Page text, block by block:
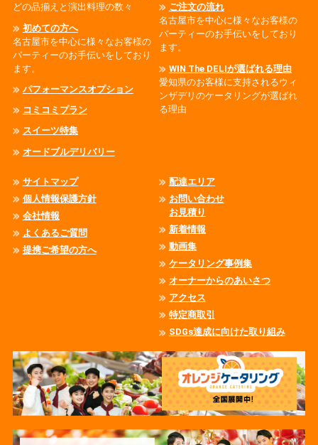
どの品揃えと演出料理の数々
初めての方へ
名古屋市を中心に様々なお客様の
パーティーのお手伝いをしており
ます。
パフォーマンスオプション
コミコミプラン
スイーツ特集
オードブルデリバリー
ご注文の流れ
名古屋市を中心に様々なお客様の
パーティーのお手伝いをしており
ます。
WIN The DELIが選ばれる理由
愛知県のお客様に支持されるウィ
ンザデリのケータリングが選ばれ
る理由
サイトマップ
個人情報保護方針
会社情報
よくあるご質問
提携ご希望の方へ
配達エリア
お問い合わせ
お見積り
新着情報
動画集
ケータリング事例集
オーナーからのあいさつ
アクセス
特定商取引
SDGs達成に向けた取り組み